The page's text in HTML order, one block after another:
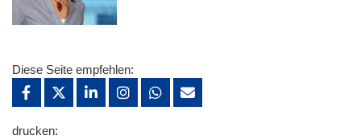
Diese Seite empfehlen:
drucken: